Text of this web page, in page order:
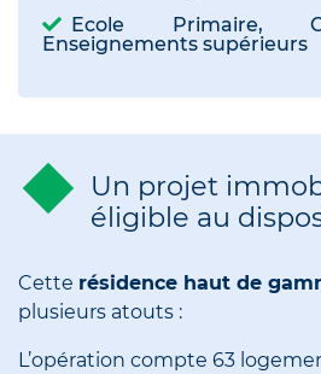
Ecole Primaire,
Enseignements supérieurs
Un projet
éligible au
Cette résidence haut de
plusieurs atouts :
L’opération compte 63